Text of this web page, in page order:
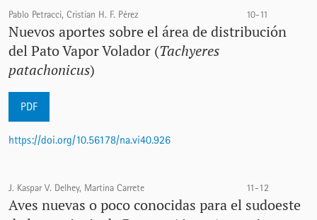
Pablo Petracci, Cristian H. F. Pérez 10-11
Nuevos aportes sobre el área de distribución
del Pato Vapor Volador (Tachyeres
patachonicus)
PDF
https://doi.org/10.56178/na.vi40.926
J. Kaspar V. Delhey, Martina Carrete 11-12
Aves nuevas o poco conocidas para el sudoeste